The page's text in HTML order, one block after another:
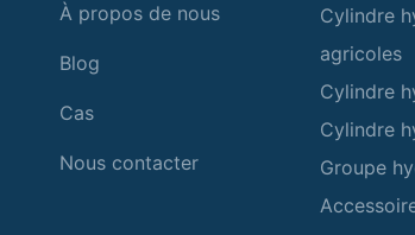
À propos de nous
Blog
Cas
Nous contacter
Cylindre
agricoles
Cylindre
Cylindre
Groupe